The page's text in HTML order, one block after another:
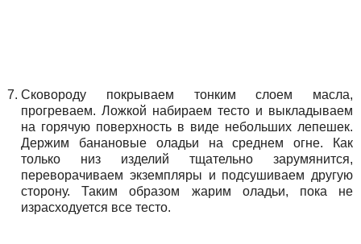
Сковороду покрываем тонким слоем масла,
прогреваем. Ложкой набираем тесто и выкладываем
на горячую поверхность в виде небольших лепешек.
Держим банановые оладьи на среднем огне. Как
только низ изделий тщательно зарумянится,
переворачиваем экземпляры и подсушиваем другую
сторону. Таким образом жарим оладьи, пока не
израсходуется все тесто.